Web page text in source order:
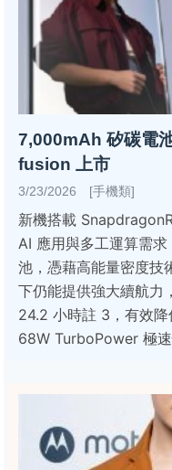
7,000mAh 矽碳電
fusion 上市
3/23/2026 [手機類]
新機搭載
AI 應用與多工運算需
池，憑藉高能量密度技
下仍能提供強大續航力
24.2 小時註 3，有效
68W TurboPower 極